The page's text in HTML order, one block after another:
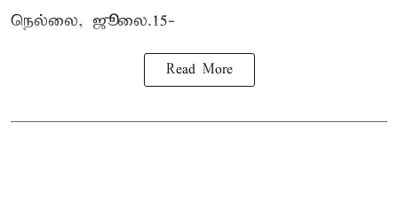
நெல்லை, ஜூலை.15-
Read More